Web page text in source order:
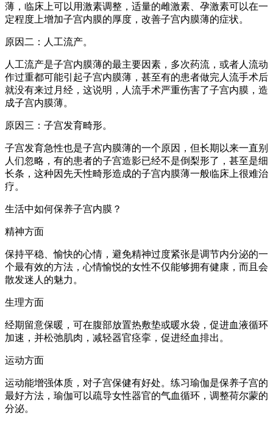
薄，临床上可以用激素调整，适量的雌激素、孕激素可以在一
定程度上增加子宫内膜的厚度，改善子宫内膜薄的症状。
原因二：人工流产。
人工流产是子宫内膜薄的最主要因素，多次药流，或者人流动
作过重都可能引起子宫内膜薄，甚至有的患者做完人流手术后
就没有来过月经，这说明，人流手术严重伤害了子宫内膜，造
成子宫内膜薄。
原因三：子宫发育畸形。
子宫发育急性也是子宫内膜薄的一个原因，但长期以来一直别
人们忽略，有的患者的子宫造影已经不是倒梨形了，甚至是细
长条，这种因先天性畸形造成的子宫内膜薄一般临床上很难治
疗。
生活中如何保养子宫内膜？
精神方面
保持平稳、愉快的心情，避免精神过度紧张是调节内分泌的一
个最有效的方法，心情愉悦的女性不仅能够拥有健康，而且会
散发迷人的魅力。
生理方面
经期留意保暖，可在腹部放置热敷垫或暖水袋，促进血液循环
加速，并松弛肌肉，减轻器官痉挛，促进经血排出。
运动方面
运动能增强体质，对子宫保健有好处。练习瑜伽是保养子宫的
最好方法，瑜伽可以疏导女性器官的气血循环，调整荷尔蒙的
分泌。